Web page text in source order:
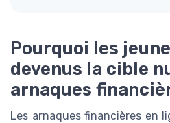
Pourquoi les
devenus la cible
arnaques
Les arnaques financières en